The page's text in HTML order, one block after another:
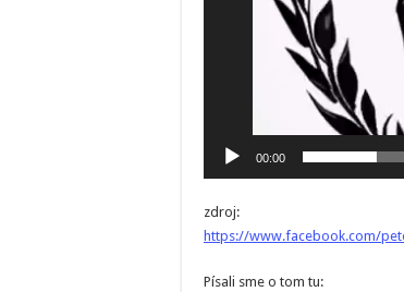
00:00
zdroj:
https://www.facebook.com/
Písali sme o tom tu: